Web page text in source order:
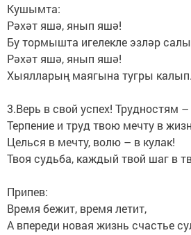
Кушымта:
Рәхәт яшә, янып яшә!
Бу тормышта игелекле эзләр
Рәхәт яшә, янып яшә!
Хыялларың маягына тугры калып.
3.Верь в свой успех! Трудностям –
Терпение и труд твою мечту в
Целься в мечту, волю – в кулак!
Твоя судьба, каждый твой шаг в
Припев:
Время бежит, время летит,
А впереди новая жизнь счастье